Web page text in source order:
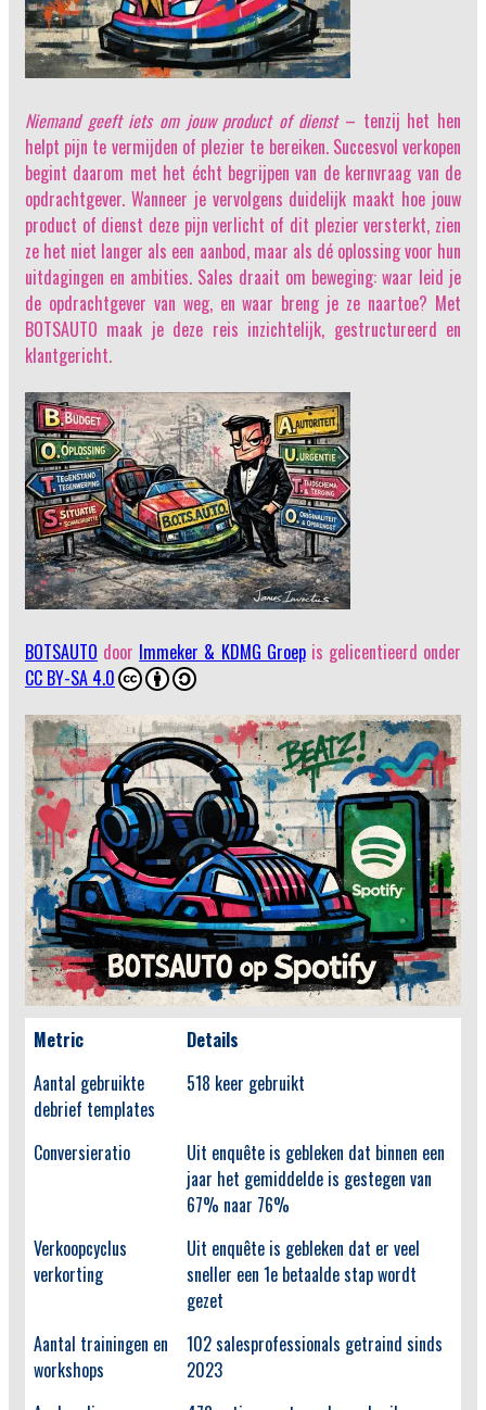
Niemand geeft iets om jouw product of dienst– tenzij het hen
helpt pijn te vermijden of plezier te bereiken. Succesvol verkopen
begint daarom met het écht begrijpen van de kernvraag van de
opdrachtgever. Wanneer je vervolgens duidelijk maakt hoe jouw
product of dienst deze pijn verlicht of dit plezier versterkt, zien
ze het niet langer als een aanbod, maar als dé oplossing voor hun
uitdagingen en ambities. Sales draait om beweging: waar leid je
de opdrachtgever van weg, en waar breng je ze naartoe? Met
BOTSAUTO maak je deze reis inzichtelijk, gestructureerd en
klantgericht.
BOTSAUTO door Immeker & KDMG Groepis gelicentieerd onder
CC BY-SA 4.0
Metric
Details
Aantal gebruikte
debrief templates
518 keer gebruikt
Conversieratio
Uit enquête is gebleken dat binnen een
jaar het gemiddelde is gestegen van
67% naar 76%
Verkoopcyclus
verkorting
Uit enquête is gebleken dat er veel
sneller een 1e betaalde stap wordt
gezet
Aantal trainingen en
workshops
102 salesprofessionals getraind sinds
2023